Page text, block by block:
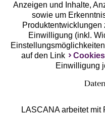
Unsere Apps
Anzeigen und Inhalte,
sowie um
Produktentwicklungen
Einwilligung (inkl.
auf den Link
Einwilligung
LASCANA arbeitet mit